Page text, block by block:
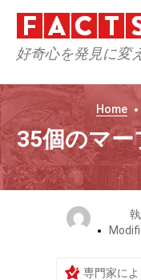
好奇心を発見に変
Home
35個のマ
専門家に